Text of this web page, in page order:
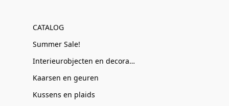
CATALOG
Summer Sale!
Interieurobjecten en decoratie
Kaarsen en geuren
Kussens en plaids